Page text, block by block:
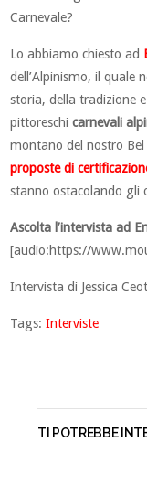
Carnevale?
Lo abbiamo chiesto ad
dell’Alpinismo, il quale
storia, della tradizione
pittoreschicarnevali
montano del nostro
proposte di
stanno ostacolando gli
Ascolta l’intervista ad
[audio:https://
Intervista di Jessica
Tags:Interviste
TI POTREBBE